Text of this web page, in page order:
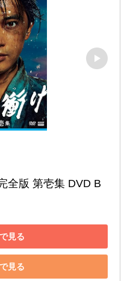
全版 第壱集 DVD B
見る
見る